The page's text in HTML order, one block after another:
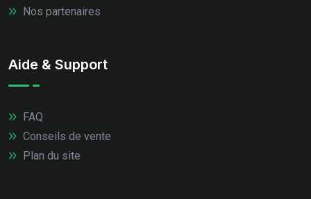
Nos partenaires
Aide & Support
FAQ
Conseils de vente
Plan du site